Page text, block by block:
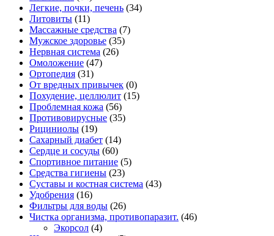
Легкие, почки, печень (34)
Литовиты (11)
Массажные средства (7)
Мужское здоровье (35)
Нервная система (26)
Омоложение (47)
Ортопедия (31)
От вредных привычек (0)
Похудение, целлюлит (15)
Проблемная кожа (56)
Противовирусные (35)
Рициниолы (19)
Сахарный диабет (14)
Сердце и сосуды (60)
Спортивное питание (5)
Средства гигиены (23)
Суставы и костная система (43)
Удобрения (16)
Фильтры для воды (26)
Чистка организма, противопаразит. (46)
Экорсол (4)